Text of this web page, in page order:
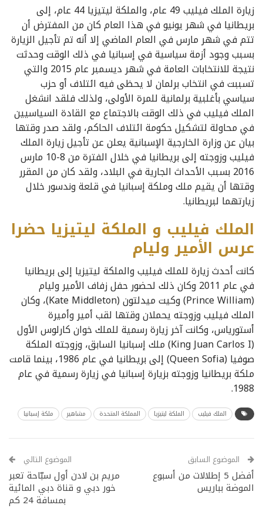
زيارة الملك فيليب 49 عام، والملكة ليتيزيا 44 عام، إلى
بريطانيا في شهر يونيو في هذا العام كان من المفترض أن
تتم في شهر مارس في العام الماضي إلا أنه تم تأجيل الزيارة
بسبب وجود أزمة سياسية في إسبانيا في ذلك الوقت وحدثت
نتيجة للانتخابات العامة في شهر ديسمبر عام 2015 والتي
تسببت في انتخاب برلمان لا يحظى فيه ائتلاف أو حزب
سياسي بأغلبية برلمانية للمرة الأولى، ولذلك فلقد انشغل
الملك فيليب في ذلك الوقت بالاجتماع مع القادة السياسيين
في محاولة لتشكيل حكومة ائتلاف الحاكم، ولقد صدر وقتها
بيان عن وزارة الخارجية الإسبانية يعلن عن تأجيل زيارة الملك
فيليب وزوجته إلى بريطانيا في خلال الفترة من 8-10 مارس
2016 بسبب الأحداث الجارية في البلاد، ولقد كان من المقرر
وقتها أن يقيم ملك وملكة إسبانيا في قلعة وندسور خلال
زيارتهما لبريطانيا.
الملك فيليب و الملكة ليتيزيا حضرا
عرس الأمير وليام
كانت أحدث زيارة للملك فيليب والملكة ليتيزيا إلى بريطانيا
في عام 2011 وكان ذلك لحضور حفل زفاف الأمير وليام
(Prince William) وكيت ميدلتون (Kate Middleton)، وكان
الملك فيليب وزوجته يحملان وقتها لقب أمير وأميرة
أستورياس، وكانت آخر زيارة رسمية للملك خوان كارلوس الأول
(King Juan Carlos I) ملك إسبانيا السابق، وزوجته الملكة
صوفيا (Queen Sofia) إلى بريطانيا في عام 1986، بينما قامت
ملكة بريطانيا وزوجته بزيارة إسبانيا في زيارة رسمية في عام
1988.
الملك فيليب الملكة ليتيزيا المملكة المتحدة مشاهير ملكة إسبانيا
الموضوع السابق
أفضل 5 إطلالات من أسبوع
الموضة بباريس
الموضوع التالي
مريم بن لادن أول سبّاحة تعبر
خور دبي و قناة دبي المائية
بمسافة 24 كم